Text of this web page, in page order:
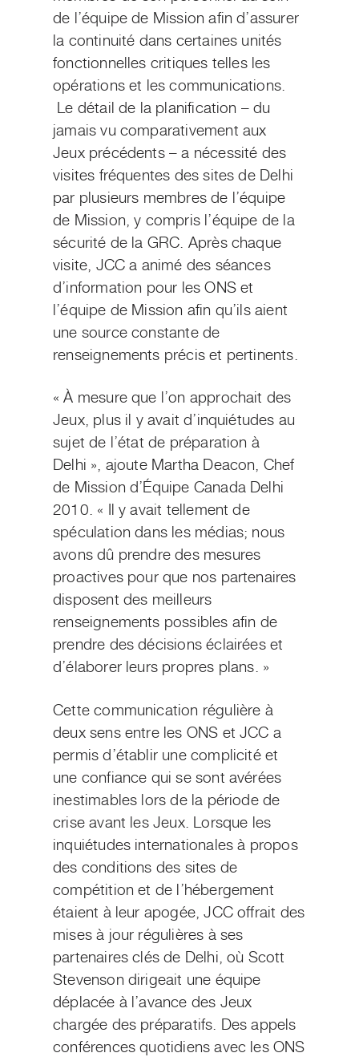
de l’équipe de Mission afin d’assurer
la continuité dans certaines unités
fonctionnelles critiques telles les
opérations et les communications.
Le détail de la planification – du
jamais vu comparativement aux
Jeux précédents – a nécessité des
visites fréquentes des sites de Delhi
par plusieurs membres de l’équipe
de Mission, y compris l’équipe de la
sécurité de la GRC. Après chaque
visite, JCC a animé des séances
d’information pour les ONS et
l’équipe de Mission afin qu’ils aient
une source constante de
renseignements précis et pertinents.
« À mesure que l’on approchait des
Jeux, plus il y avait d’inquiétudes au
sujet de l’état de préparation à
Delhi », ajoute Martha Deacon, Chef
de Mission d’Équipe Canada Delhi
2010. « Il y avait tellement de
spéculation dans les médias; nous
avons dû prendre des mesures
proactives pour que nos partenaires
disposent des meilleurs
renseignements possibles afin de
prendre des décisions éclairées et
d’élaborer leurs propres plans. »
Cette communication régulière à
deux sens entre les ONS et JCC a
permis d’établir une complicité et
une confiance qui se sont avérées
inestimables lors de la période de
crise avant les Jeux. Lorsque les
inquiétudes internationales à propos
des conditions des sites de
compétition et de l’hébergement
étaient à leur apogée, JCC offrait des
mises à jour régulières à ses
partenaires clés de Delhi, où Scott
Stevenson dirigeait une équipe
déplacée à l’avance des Jeux
chargée des préparatifs. Des appels
conférences quotidiens avec les ONS